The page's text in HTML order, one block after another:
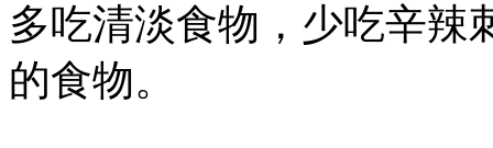
多吃清淡食物，少吃辛辣
的食物。